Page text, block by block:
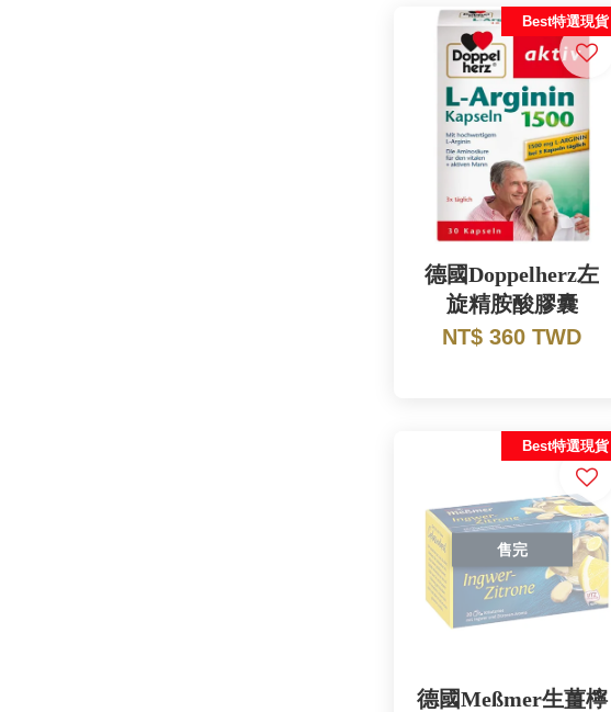
Best特選現貨
德國Doppelherz左
旋精胺酸膠囊
NT$ 360 TWD
售完
Best特選現貨
德國Meßmer生薑檸